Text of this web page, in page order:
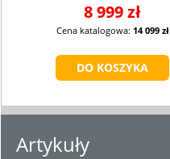
8 999 zł
Cena katalogowa: 14 099 zł
Artykuły